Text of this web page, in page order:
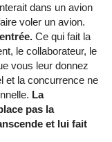
dans un avion
voler un avion.
Ce qui fait la
le collaborateur, le
vous leur donnez
et la concurrence ne
La
pas la
et lui fait